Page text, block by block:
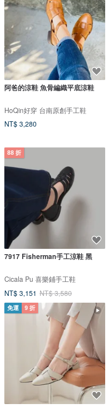
阿爸的涼鞋 魚骨編織平底涼鞋
HoQin好穿 台南原創手工鞋
NT$ 3,280
88 折
7917 Fisherman手工涼鞋 黑
Cicala Pu 喜樂鋪手工鞋
NT$ 3,151 NT$ 3,580
免運 9 折